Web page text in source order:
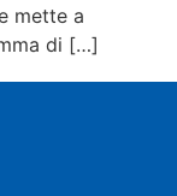
mette a
di […]